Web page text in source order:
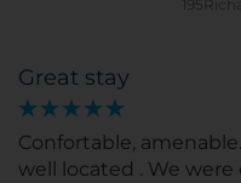
Great stay
Confortable,
well located . We